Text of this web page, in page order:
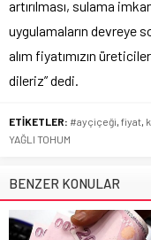
artırılması, sulama
uygulamaların devreye
alım fiyatımızın
dileriz” dedi.
ETİKETLER: #ayçiçeği, fiyat,
YAĞLI TOHUM
BENZER KONULAR